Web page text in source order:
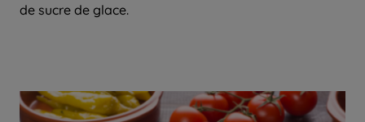
de sucre de glace.